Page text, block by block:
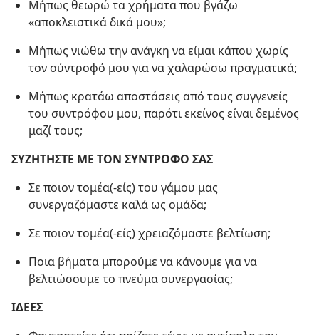
Μήπως θεωρώ τα χρήματα που βγάζω
«αποκλειστικά δικά μου»;
Μήπως νιώθω την ανάγκη να είμαι κάπου χωρίς
τον σύντροφό μου για να χαλαρώσω πραγματικά;
Μήπως κρατάω αποστάσεις από τους συγγενείς
του συντρόφου μου, παρότι εκείνος είναι δεμένος
μαζί τους;
ΣΥΖΗΤΗΣΤΕ ΜΕ ΤΟΝ ΣΥΝΤΡΟΦΟ ΣΑΣ
Σε ποιον τομέα(-είς) του γάμου μας
συνεργαζόμαστε καλά ως ομάδα;
Σε ποιον τομέα(-είς) χρειαζόμαστε βελτίωση;
Ποια βήματα μπορούμε να κάνουμε για να
βελτιώσουμε το πνεύμα συνεργασίας;
ΙΔΕΕΣ